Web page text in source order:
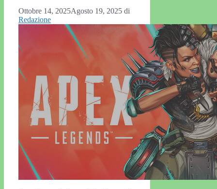
Ottobre 14, 2025Agosto 19, 2025 di
Redazione